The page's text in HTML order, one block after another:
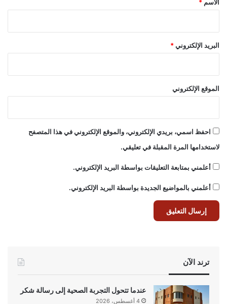
الاسم *
البريد الإلكتروني*
الموقع الإلكتروني
احفظ اسمي، بريدي الإلكتروني، والموقع الإلكتروني في هذا المتصفح
لاستخدامها المرة المقبلة في تعليقي.
أعلمني بمتابعة التعليقات بواسطة البريد الإلكتروني.
أعلمني بالمواضيع الجديدة بواسطة البريد الإلكتروني.
ترند الآن
عندما تتحول التجربة الصحية إلى رسالة شكر
4 أغسطس، 2026